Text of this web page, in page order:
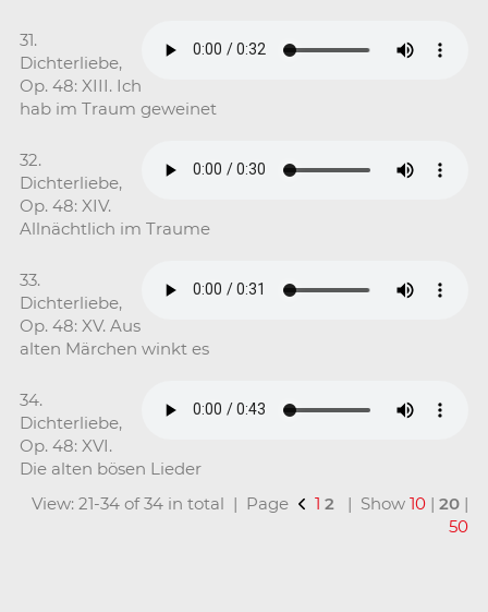
31.
Dichterliebe,
Op. 48: XIII. Ich
hab im Traum geweinet
32.
Dichterliebe,
Op. 48: XIV.
Allnächtlich im Traume
33.
Dichterliebe,
Op. 48: XV. Aus
alten Märchen winkt es
34.
Dichterliebe,
Op. 48: XVI.
Die alten bösen Lieder
View: 21-34 of 34 in total | Page
1 2 | Show10 |20 |
50